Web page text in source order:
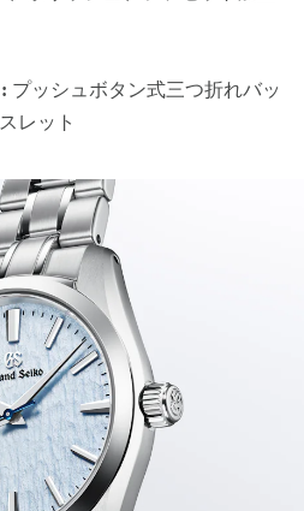
プッシュボタン式三つ折れバッ
レット